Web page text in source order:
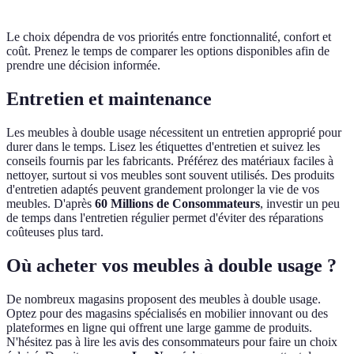
Le choix dépendra de vos priorités entre fonctionnalité, confort et
coût. Prenez le temps de comparer les options disponibles afin de
prendre une décision informée.
Entretien et maintenance
Les meubles à double usage nécessitent un entretien approprié pour
durer dans le temps. Lisez les étiquettes d'entretien et suivez les
conseils fournis par les fabricants. Préférez des matériaux faciles à
nettoyer, surtout si vos meubles sont souvent utilisés. Des produits
d'entretien adaptés peuvent grandement prolonger la vie de vos
meubles. D'après 60 Millions de Consommateurs, investir un peu
de temps dans l'entretien régulier permet d'éviter des réparations
coûteuses plus tard.
Où acheter vos meubles à double usage ?
De nombreux magasins proposent des meubles à double usage.
Optez pour des magasins spécialisés en mobilier innovant ou des
plateformes en ligne qui offrent une large gamme de produits.
N'hésitez pas à lire les avis des consommateurs pour faire un choix